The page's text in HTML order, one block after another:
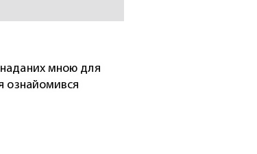
мною для
ознайомився